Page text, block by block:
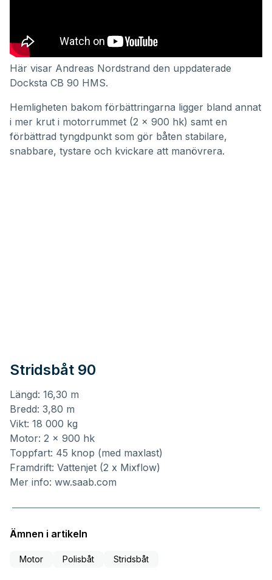
Här visar Andreas Nordstrand den uppdaterade
Docksta CB 90 HMS.
Hemligheten bakom förbättringarna ligger bland annat
i mer krut i motorrummet (2 x 900 hk) samt en
förbättrad tyngdpunkt som gör båten stabilare,
snabbare, tystare och kvickare att manövrera.
Stridsbåt 90
Längd: 16,30 m
Bredd: 3,80 m
Vikt: 18 000 kg
Motor: 2 x 900 hk
Toppfart: 45 knop (med maxlast)
Framdrift: Vattenjet (2 x Mixflow)
Mer info: ww.saab.com
Ämnen i artikeln
Motor Polisbåt Stridsbåt